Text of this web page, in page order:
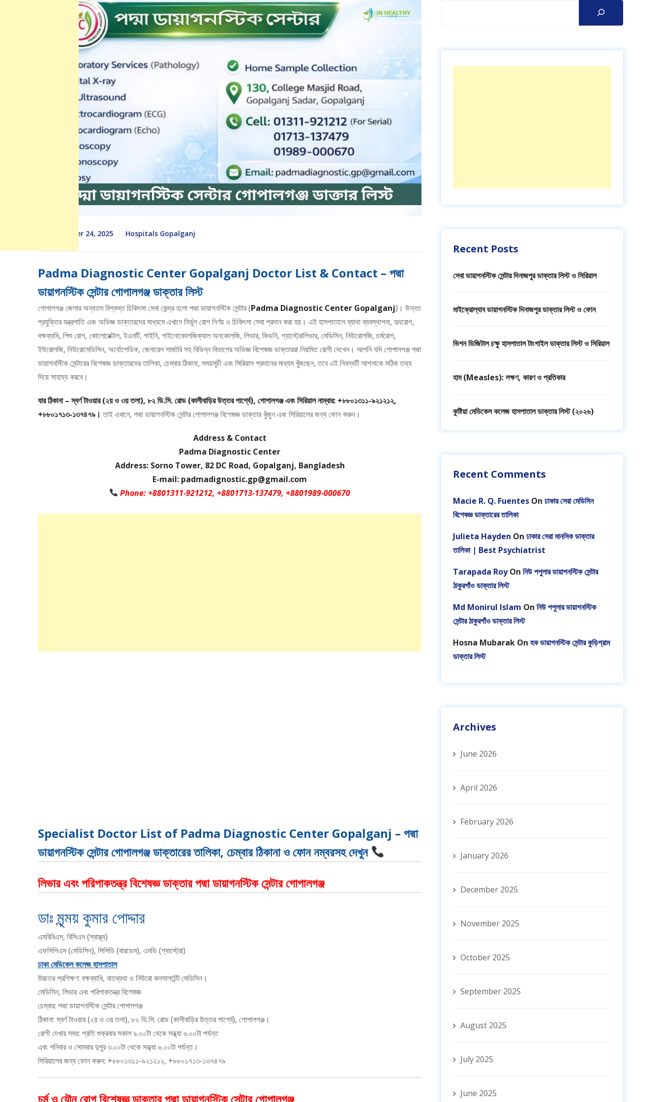
Recent Posts
সেবা ডায়াগনস্টিক সেন্টার দিনাজপুর ডাক্তার লিস্ট ও সিরিয়াল
মাইক্রোল্যাব ডায়াগনস্টিক দিনাজপুর ডাক্তার লিস্ট ও ফোন
ভিশন ডিজিটাল চক্ষু হাসপাতাল টাংগাইল ডাক্তার লিস্ট ও সিরিয়াল
হাম (Measles): লক্ষণ, কারণ ও প্রতিকার
কুষ্টিয়া মেডিকেল কলেজ হাসপাতাল ডাক্তার লিস্ট (২০২৬)
Recent Comments
Macie R. Q. Fuentes On ঢাকার সেরা মেডিসিন
বিশেষজ্ঞ ডাক্তারের তালিকা
Julieta Hayden On ঢাকার সেরা মানসিক ডাক্তার
তালিকা | Best Psychiatrist
Tarapada RoyOn নিউ পপুলার ডায়াগনস্টিক সেন্টার
ঠাকুরগাঁও ডাক্তার লিস্ট
Md Monirul Islam On নিউ পপুলার ডায়াগনস্টিক
সেন্টার ঠাকুরগাঁও ডাক্তার লিস্ট
Hosna Mubarak On হক ডায়াগনস্টিক সেন্টার কুড়িগ্রাম
ডাক্তার লিস্ট
Archives
June 2026
April 2026
February 2026
January 2026
December 2025
November 2025
October 2025
September 2025
August 2025
July 2025
June 2025
September 24, 2025 Hospitals Gopalganj
Padma Diagnostic Center Gopalganj Doctor List & Contact – পদ্মা
ডায়াগনস্টিক সেন্টার গোপালগঞ্জ ডাক্তার লিস্ট
গোপালগঞ্জ জেলার অন্যতম বিশ্বস্ত চিকিৎসা সেবা কেন্দ্র হলো পদ্মা ডায়াগনস্টিক সেন্টার (Padma Diagnostic Center Gopalganj)। উন্নত
প্রযুক্তির যন্ত্রপাতি এবং অভিজ্ঞ ডাক্তারদের মাধ্যমে এখানে নির্ভুল রোগ নির্ণয় ও চিকিৎসা সেবা প্রদান করা হয়। এই হাসপাতালে ব্যাথা ব্যবস্থাপনা, হৃদরোগ,
বক্ষব্যাধি, শিশু রোগ, কোলোরেক্টাল, ইএনটি, গাইনি, গাইনোকোলজিক্যাল অনকোলজি, লিভার, কিডনি, গ্যাস্ট্রোলিভার, মেডিসিন, নিউরোলজি, চর্মরোগ,
ইউরোলজি, নিউরোমেডিসিন, অর্থোপেডিক, জেনারেল সার্জারি সহ বিভিন্ন বিভাগের অভিজ্ঞ বিশেষজ্ঞ ডাক্তাররা নিয়মিত রোগী দেখেন। আপনি যদি গোপালগঞ্জ পদ্মা
ডায়াগনস্টিক সেন্টারের বিশেষজ্ঞ ডাক্তারদের তালিকা, চেম্বার ঠিকানা, সময়সূচী এবং সিরিয়াল প্রদানের মাধ্যম খুঁজছেন, তবে এই নিবন্ধটি আপনাকে সঠিক তথ্য
দিয়ে সাহায্য করবে।
যার ঠিকানা – স্বর্ণ টাওয়ার (২য় ও ৩য় তলা), ৮২ ডি.সি. রোড (কালীবাড়ির উত্তর পার্শ্বে), গোপালগঞ্জ এবং সিরিয়াল নাম্বার: +৮৮০১৩১১-৯২১২১২,
+৮৮০১৭১৩-১৩৭৪৭৯। তাই এখানে, পদ্মা ডায়াগনস্টিক সেন্টার গোপালগঞ্জ বিশেষজ্ঞ ডাক্তার খুঁজুন এবং সিরিয়ালের জন্য ফোন করুন।
Address & Contact
Padma Diagnostic Center
Address: Sorno Tower, 82 DC Road, Gopalganj, Bangladesh
E-mail: padmadignostic.gp@gmail.com
Phone: +8801311-921212, +8801713-137479, +8801989-000670
Specialist Doctor List of Padma Diagnostic Center Gopalganj – পদ্মা
ডায়াগনস্টিক সেন্টার গোপালগঞ্জ ডাক্তারের তালিকা, চেম্বার ঠিকানা ও ফোন নম্বরসহ দেখুন
লিভার এবং পরিপাকতন্ত্র বিশেষজ্ঞ ডাক্তার পদ্মা ডায়াগনস্টিক সেন্টার গোপালগঞ্জ
ডাঃ মৃন্ময় কুমার পোদ্দার
এমবিবিএস, বিসিএস (স্বাস্থ্য)
এফসিপিএস (মেডিসিন), সিসিডি (বারডেম), এমডি (গ্যাস্ট্রো)
ঢাকা মেডিকেল কলেজ হাসপাতাল
উচ্চতর প্রশিক্ষণ: বক্ষব্যাধি, বাতব্যথা ও নিউরো কনসালটেন্ট মেডিসিন।
মেডিসিন, লিভার এবং পরিপাকতন্ত্র বিশেষজ্ঞ
চেম্বার: পদ্মা ডায়াগনস্টিক সেন্টার গোপালগঞ্জ
ঠিকানা: স্বর্ণ টাওয়ার (২য় ও ৩য় তলা), ৮২ ডি.সি. রোড (কালীবাড়ির উত্তর পার্শ্বে), গোপালগঞ্জ।
রোগী দেখার সময়: প্রতি শুক্রবার সকাল ৯.০০টা থেকে সন্ধ্যা ৬.০০টা পর্যন্ত
এবং শনিবার ও সোমবার দুপুর ৩.০০টা থেকে সন্ধ্যা ৬.০০টা পর্যন্ত।
সিরিয়ালের জন্য ফোন করুন: +৮৮০১৩১১-৯২১২১২, +৮৮০১৭১৩-১৩৭৪৭৯
চর্ম ও যৌন রোগ বিশেষজ্ঞ ডাক্তার পদ্মা ডায়াগনস্টিক সেন্টার গোপালগঞ্জ